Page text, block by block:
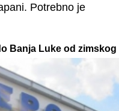
Potrebno je
Banja Luke od zimskog